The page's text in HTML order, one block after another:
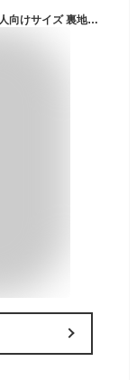
アディダス フルジップサウナスーツ 減量着 日本人向けサイズ 裏地シルバーハイロン 男女兼用 減量着 減量衣 減量 サウナスーツ サウナ 用品 発汗 洗濯 可能 男女共用 メンズ レディース ランニング トレーニング ダイエットスーツ ADIRYUSA04 ryu